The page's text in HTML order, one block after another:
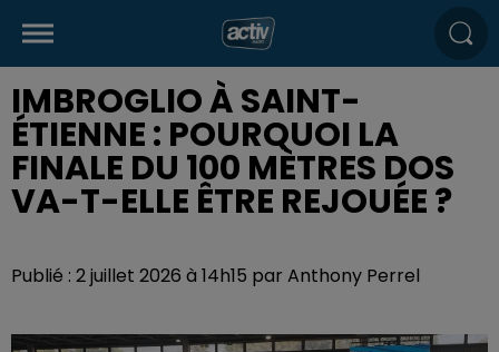
IMBROGLIO À SAINT-
ÉTIENNE : POURQUOI LA
FINALE DU 100 MÈTRES DOS
VA-T-ELLE ÊTRE REJOUÉE ?
Publié : 2 juillet 2026 à 14h15 par Anthony Perrel